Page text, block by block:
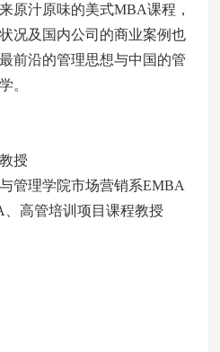
原汁原味的美式MBA课程，
况及国内公司的商业案例也
前沿的管理思想与中国的管
。
授
管理学院市场营销系EMBA
高管培训项目课程教授